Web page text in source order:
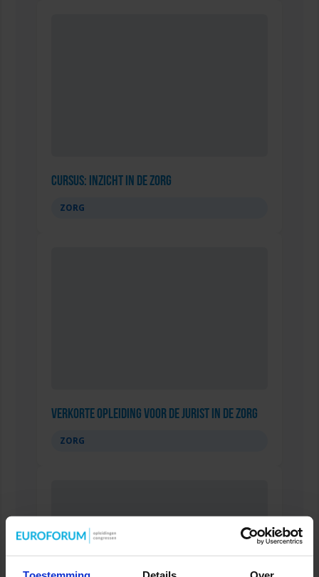
Cursus: Inzicht in de Zorg
ZORG
Verkorte opleiding voor de Jurist in de Zorg
ZORG